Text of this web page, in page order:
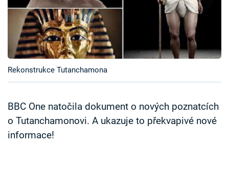
Časopis
Sledujte prima+
Přihlášení
Sledujte nás
Rekonstrukce Tutanchamona
BBC One natočila dokument o nových poznatcích
o Tutanchamonovi. A ukazuje to překvapivé nové
informace!